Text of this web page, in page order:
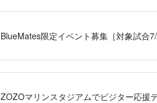
BlueMates限定イベント募集［対象試合
ZOZOマリンスタジアムでビジター応援